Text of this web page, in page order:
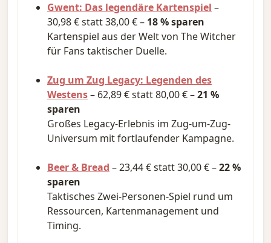
Gwent: Das legendäre Kartenspiel –
30,98 € statt 38,00 € – 18 % sparen
Kartenspiel aus der Welt von The Witcher
für Fans taktischer Duelle.
Zug um Zug Legacy: Legenden des
Westens– 62,89 € statt 80,00 € –21 %
sparen
Großes Legacy-Erlebnis im Zug-um-Zug-
Universum mit fortlaufender Kampagne.
Beer & Bread – 23,44 € statt 30,00 € –22 %
sparen
Taktisches Zwei-Personen-Spiel rund um
Ressourcen, Kartenmanagement und
Timing.